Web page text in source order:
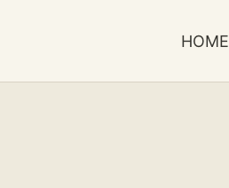
HOME